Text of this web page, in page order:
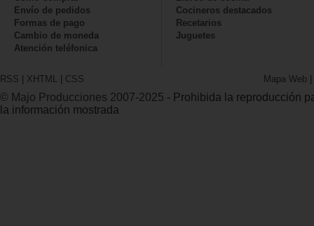
Envío de pedidos
Formas de pago
Cambio de moneda
Atención teléfonica
Cocineros destacados
Recetarios
Juguetes
RSS XHTML CSS Mapa Web
© Majo Producciones 2007-2025 - Prohibida la reproducción
la información mostrada